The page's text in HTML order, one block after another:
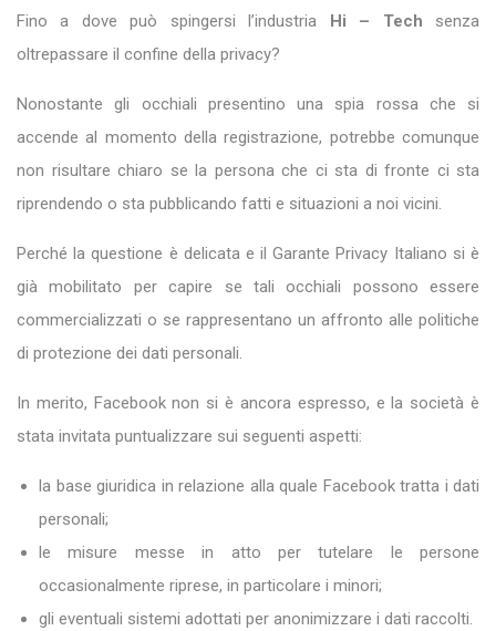
Fino a dove può spingersi l’industria Hi – Tech senza
oltrepassare il confine della privacy?
Nonostante gli occhiali presentino una spia rossa che si
accende al momento della registrazione, potrebbe comunque
non risultare chiaro se la persona che ci sta di fronte ci sta
riprendendo o sta pubblicando fatti e situazioni a noi vicini.
Perché la questione è delicata e il Garante Privacy Italiano si è
già mobilitato per capire se tali occhiali possono essere
commercializzati o se rappresentano un affronto alle politiche
di protezione dei dati personali.
In merito, Facebook non si è ancora espresso, e la società è
stata invitata puntualizzare sui seguenti aspetti:
la base giuridica in relazione alla quale Facebook tratta i dati
personali;
le misure messe in atto per tutelare le persone
occasionalmente riprese, in particolare i minori;
gli eventuali sistemi adottati per anonimizzare i dati raccolti.